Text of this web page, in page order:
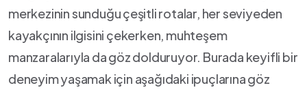
merkezinin sunduğu⁣ çeşitli rotalar,​ her seviyeden⁣
kayakçının ilgisini çekerken, muhteşem
manzaralarıyla ⁣da göz dolduruyor.​ Burada keyifli bir
deneyim ⁣yaşamak için ‍aşağıdaki ipuçlarına göz